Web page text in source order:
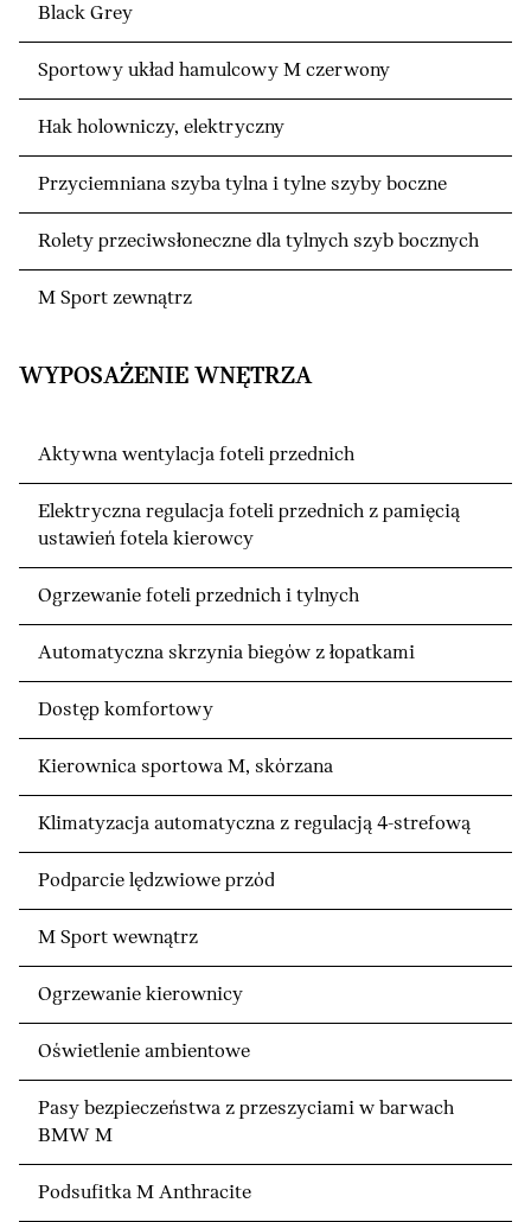
Black Grey
Sportowy układ hamulcowy M czerwony
Hak holowniczy, elektryczny
Przyciemniana szyba tylna i tylne szyby boczne
Rolety przeciwsłoneczne dla tylnych szyb bocznych
M Sport zewnątrz
WYPOSAŻENIE WNĘTRZA
Aktywna wentylacja foteli przednich
Elektryczna regulacja foteli przednich z pamięcią
ustawień fotela kierowcy
Ogrzewanie foteli przednich i tylnych
Automatyczna skrzynia biegów z łopatkami
Dostęp komfortowy
Kierownica sportowa M, skórzana
Klimatyzacja automatyczna z regulacją 4-strefową
Podparcie lędzwiowe przód
M Sport wewnątrz
Ogrzewanie kierownicy
Oświetlenie ambientowe
Pasy bezpieczeństwa z przeszyciami w barwach
BMW M
Podsufitka M Anthracite